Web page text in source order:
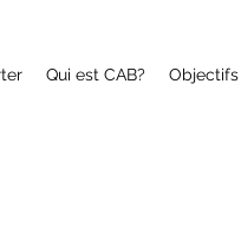
Qui est CAB?